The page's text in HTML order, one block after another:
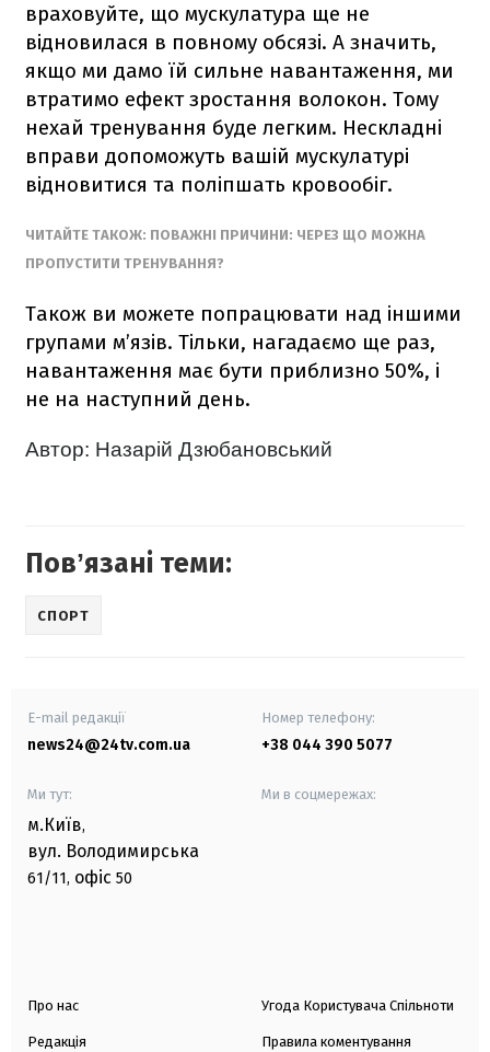
враховуйте, що мускулатура ще не
відновилася в повному обсязі. А значить,
якщо ми дамо їй сильне навантаження, ми
втратимо ефект зростання волокон. Тому
нехай тренування буде легким. Нескладні
вправи допоможуть вашій мускулатурі
відновитися та поліпшать кровообіг.
ЧИТАЙТЕ ТАКОЖ: ПОВАЖНІ ПРИЧИНИ: ЧЕРЕЗ ЩО МОЖНА
ПРОПУСТИТИ ТРЕНУВАННЯ?
Також ви можете попрацювати над іншими
групами м’язів. Тільки, нагадаємо ще раз,
навантаження має бути приблизно 50%, і
не на наступний день.
Автор: Назарій Дзюбановський
Повʼязані теми:
СПОРТ
E-mail редакції
news24@24tv.com.ua
Номер телефону:
+38 044 390 5077
Ми тут:
м.Київ,
вул. Володимирська
61/11, офіс 50
Ми в соцмережах:
Про нас
Редакція
Угода Користувача Спільноти
Правила коментування